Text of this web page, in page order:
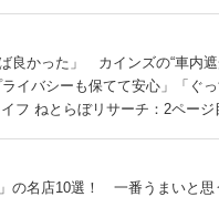
ば良かった」 カインズの“車内
イバシーも保てて安心」「ぐっ
フ ねとらぼリサーチ：2ページ
の名店10選！ 一番うまいと思